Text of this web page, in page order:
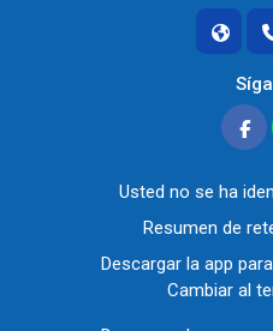
Usted no se ha
Resumen de
Descargar la app
Cambiar al